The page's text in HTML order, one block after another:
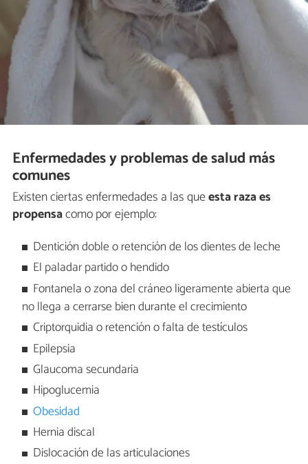
Enfermedades y problemas de salud más
comunes
Existen ciertas enfermedades a las queesta raza es
propensacomo por ejemplo:
Dentición doble o retención de los dientes de leche
El paladar partido o hendido
Fontanela o zona del cráneo ligeramente abierta que
no llega a cerrarse bien durante el crecimiento
Criptorquidia o retención o falta de testículos
Epilepsia
Glaucoma secundaria
Hipoglucemia
Obesidad
Hernia discal
Dislocación de las articulaciones